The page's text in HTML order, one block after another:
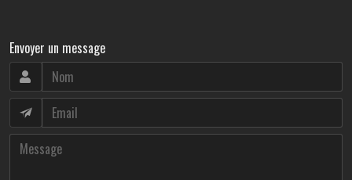
Envoyer un message